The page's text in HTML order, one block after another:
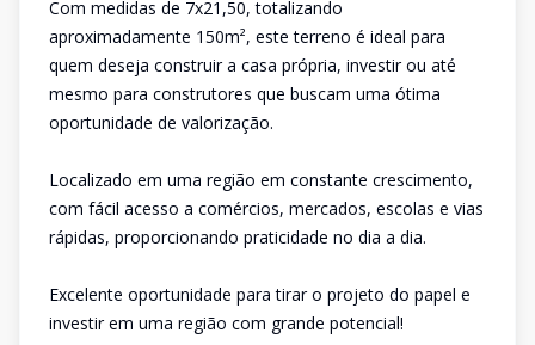
Com medidas de 7x21,50, totalizando
aproximadamente 150m², este terreno é ideal para
quem deseja construir a casa própria, investir ou até
mesmo para construtores que buscam uma ótima
oportunidade de valorização.
Localizado em uma região em constante crescimento,
com fácil acesso a comércios, mercados, escolas e vias
rápidas, proporcionando praticidade no dia a dia.
Excelente oportunidade para tirar o projeto do papel e
investir em uma região com grande potencial!